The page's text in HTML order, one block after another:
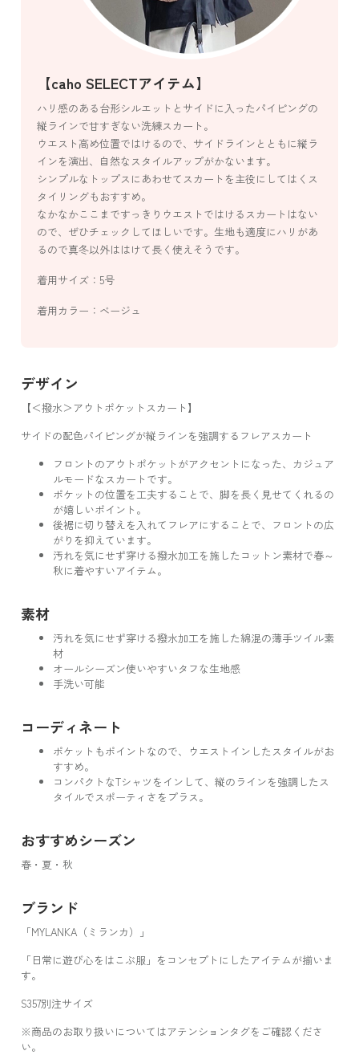
【caho SELECTアイテム】
ハリ感のある台形シルエットとサイドに入ったパイピングの
縦ラインで甘すぎない洗練スカート。
ウエスト高め位置ではけるので、サイドラインとともに縦ラ
インを演出、自然なスタイルアップがかないます。
シンプルなトップスにあわせてスカートを主役にしてはくス
タイリングもおすすめ。
なかなかここまですっきりウエストではけるスカートはない
ので、ぜひチェックしてほしいです。生地も適度にハリがあ
るので真冬以外ははけて長く使えそうです。
着用サイズ：5号
着用カラー：ベージュ
デザイン
【＜撥水＞アウトポケットスカート】
サイドの配色パイピングが縦ラインを強調するフレアスカート
フロントのアウトポケットがアクセントになった、カジュア
ルモードなスカートです。
ポケットの位置を工夫することで、脚を長く見せてくれるの
が嬉しいポイント。
後裾に切り替えを入れてフレアにすることで、フロントの広
がりを抑えています。
汚れを気にせず穿ける撥水加工を施したコットン素材で春～
秋に着やすいアイテム。
素材
汚れを気にせず穿ける撥水加工を施した綿混の薄手ツイル素
材
オールシーズン使いやすいタフな生地感
手洗い可能
コーディネート
ポケットもポイントなので、ウエストインしたスタイルがお
すすめ。
コンパクトなTシャツをインして、縦のラインを強調したス
タイルでスポーティさをプラス。
おすすめシーズン
春・夏・秋
ブランド
「MYLANKA（ミランカ）」
「日常に遊び心をはこぶ服」をコンセプトにしたアイテムが揃いま
す。
S357別注サイズ
※商品のお取り扱いについてはアテンションタグをご確認くださ
い。